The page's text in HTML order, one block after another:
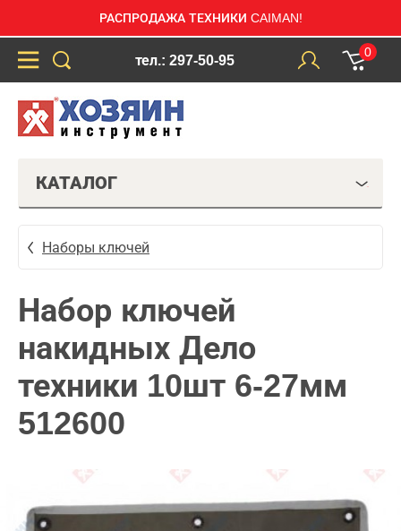
РАСПРОДАЖА ТЕХНИКИ CAIMAN!
тел.: 297-50-95
0
КАТАЛОГ
Наборы ключей
Набор ключей
накидных Дело
техники 10шт 6-27мм
512600